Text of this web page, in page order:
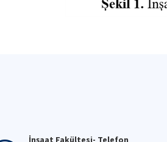
İnşaat Fakültesi- Telefon